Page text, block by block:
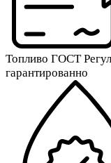
Топливо ГОСТ
гарантированно